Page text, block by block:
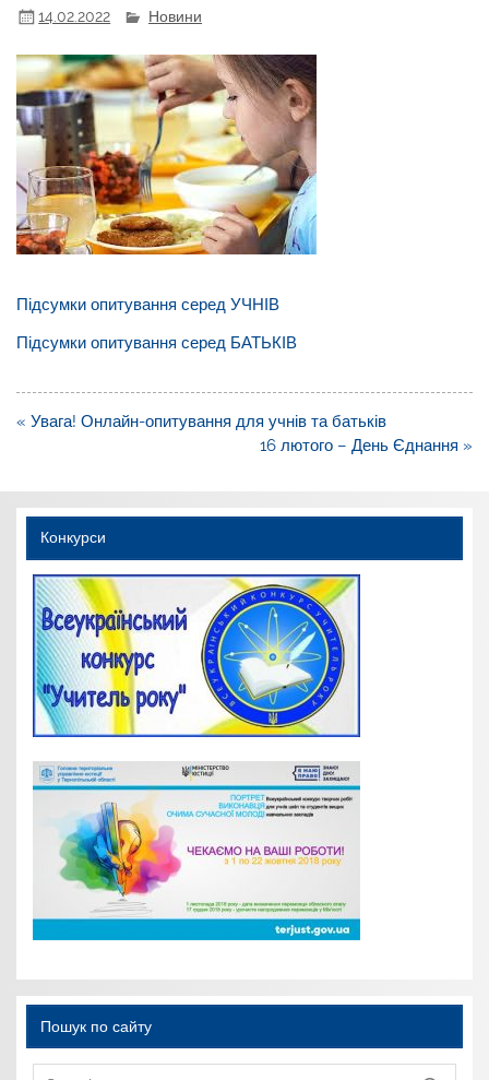
14.02.2022 Новини
Підсумки опитування серед УЧНІВ
Підсумки опитування серед БАТЬКІВ
Навігація
« Увага! Онлайн-опитування для учнів та батьків
16 лютого – День Єднання »
Конкурси
Пошук по сайту